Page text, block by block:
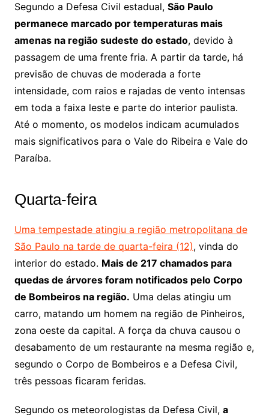
Segundo a Defesa Civil estadual, São Paulo
permanece marcado por temperaturas mais
amenas na região sudeste do estado, devido à
passagem de uma frente fria. A partir da tarde, há
previsão de chuvas de moderada a forte
intensidade, com raios e rajadas de vento intensas
em toda a faixa leste e parte do interior paulista.
Até o momento, os modelos indicam acumulados
mais significativos para o Vale do Ribeira e Vale do
Paraíba.
Quarta-feira
Uma tempestade atingiu a região metropolitana de
São Paulo na tarde de quarta-feira (12), vinda do
interior do estado. Mais de 217 chamados para
quedas de árvores foram notificados pelo Corpo
de Bombeiros na região. Uma delas atingiu um
carro, matando um homem na região de Pinheiros,
zona oeste da capital. A força da chuva causou o
desabamento de um restaurante na mesma região e,
segundo o Corpo de Bombeiros e a Defesa Civil,
três pessoas ficaram feridas.
Segundo os meteorologistas da Defesa Civil, a